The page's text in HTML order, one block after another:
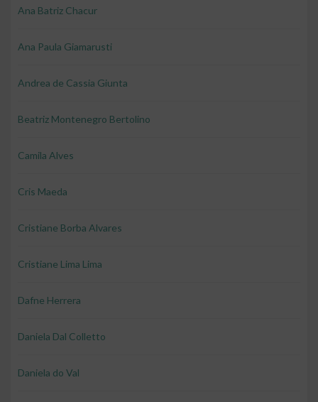
Ana Batriz Chacur
Ana Paula Giamarusti
Andrea de Cassia Giunta
Beatriz Montenegro Bertolino
Camila Alves
Cris Maeda
Cristiane Borba Alvares
Cristiane Lima Lima
Dafne Herrera
Daniela Dal Colletto
Daniela do Val